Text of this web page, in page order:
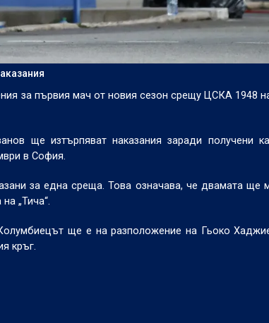
за първия мач от новия сезон срещу ЦСКА 1948
ще изтърпяват наказания заради получени
в София.
за една среща. Това означава, че двамата ще
„Тича“.
ще е на разположение на Гьоко
кръг.